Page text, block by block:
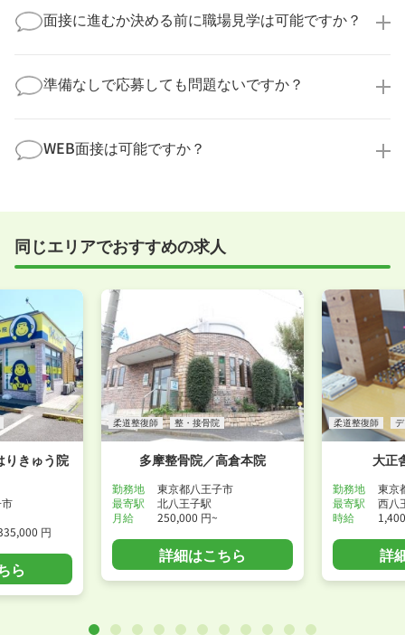
してお答えいたします。
勤務体制や職場の雰囲気、研修制度など、どんな小さ
す！
面接に進むか決める前に職場見学は可能ですか？
積極的に受け入れています。実際の職場環境や働く人
の様子を見ることで、より安心してご判断いただけま
ださい！
準備なしで応募しても問題ないですか？
まで、一からサポートいたします。「転職を考え始め
たばかり」「何から始めればいいか分からない」とい
WEB面接は可能ですか？
すめしていますが、企業様によってはWEB面接を導入
事前に確認することは可能ですので、お気軽にお申し
付けください！
同じエリアでおすすめの求人
りきゅう院
円
ら
柔道整復師 整・接骨院
多摩整骨院／高倉本院
勤務地
東京都八王子市
最寄駅
北八王子駅
月給
250,000 円~
詳細はこちら
柔道整復師
大正
勤務地
東京
最寄駅
西八
時給
詳